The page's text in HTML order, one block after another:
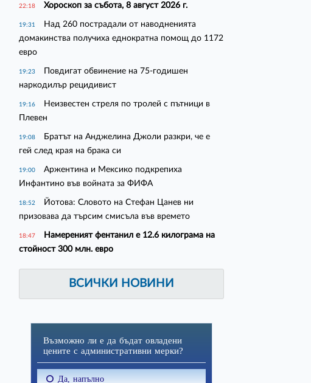
22:18 Хороскоп за събота, 8 август 2026 г.
19:31
Над 260 пострадали от наводненията
домакинства получиха еднократна помощ до 1172
евро
19:23
Повдигат обвинение на 75-годишен
наркодилър рецидивист
19:16
Неизвестен стреля по тролей с пътници в
Плевен
19:08
Братът на Анджелина Джоли разкри, че е
гей след края на брака си
19:00
Аржентина и Мексико подкрепиха
Инфантино във войната за ФИФА
18:52
Йотова: Словото на Стефан Цанев ни
призовава да търсим смисъла във времето
18:47
Намереният фентанил е 12.6 килограма на
стойност 300 млн. евро
ВСИЧКИ НОВИНИ